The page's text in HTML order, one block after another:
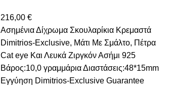
216,00 €
Ασημένια Δίχρωμα Σκουλαρίκια Κρεμαστά
Dimitrios-Exclusive, Μάτι Με Σμάλτο, Πέτρα
Cat eye Και Λευκά Ζιργκόν Ασήμι 925
Βάρος:10,0 γραμμάρια Διαστάσεις:48*15mm
Εγγύηση Dimitrios-Exclusive Guarantee